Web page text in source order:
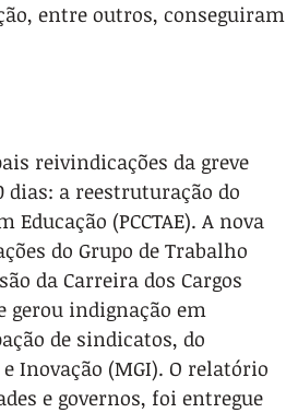
entre outros, conseguiram
reivindicações da greve
dias: a reestruturação do
(PCCTAE). A nova
do Grupo de Trabalho
da Carreira dos Cargos
gerou indignação em
de sindicatos, do
Inovação (MGI). O relatório
e governos, foi entregue